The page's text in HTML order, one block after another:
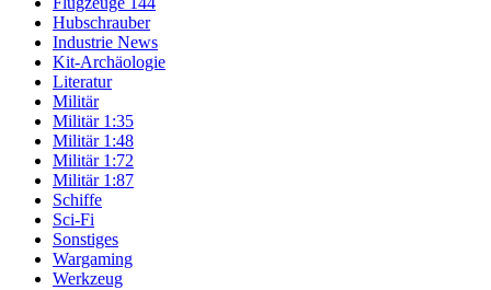
Hubschrauber
Industrie News
Kit-Archäologie
Literatur
Militär
Militär 1:35
Militär 1:48
Militär 1:72
Militär 1:87
Schiffe
Sci-Fi
Sonstiges
Wargaming
Werkzeug